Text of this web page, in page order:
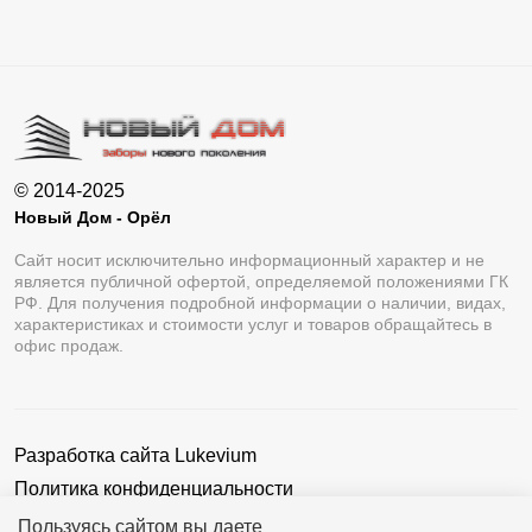
Пользуясь сайтом вы даете
© 2014-2025
Новый Дом - Орёл
Сайт носит исключительно информационный характер и не
является публичной офертой, определяемой положениями ГК
РФ. Для получения подробной информации о наличии, видах,
характеристиках и стоимости услуг и товаров обращайтесь в
офис продаж.
Разработка сайта Lukevium
Политика конфиденциальности
Пользовательское соглашение